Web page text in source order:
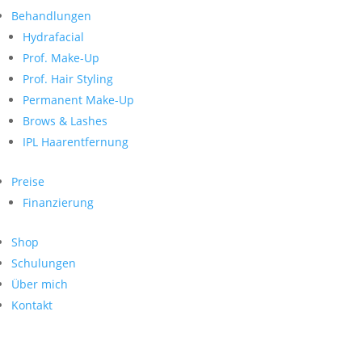
Behandlungen
Hydrafacial
Prof. Make-Up
Prof. Hair Styling
Permanent Make-Up
Brows & Lashes
IPL Haarentfernung
Preise
Finanzierung
Shop
Schulungen
Über mich
Kontakt
nach:
Neueste Kommentare
Archiv
Kategorien
Keine Kategorien
Meta
Anmelden
Feed der Einträge
WordPress.org
Search
nach:
Archive
Kontakt
Impressum
Datenschutz